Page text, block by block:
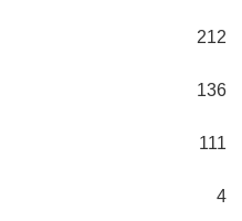
212
136
111
4